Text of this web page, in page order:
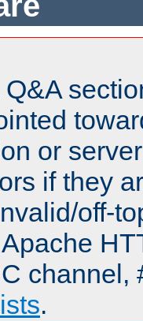
or
if they
off-
channel,
.